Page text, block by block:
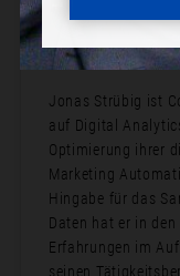
Bio:
Jonas Strübig ist
auf Digital
Optimierung ihrer
Marketing
Hingabe für das
Daten hat er in
Erfahrungen im
seinen